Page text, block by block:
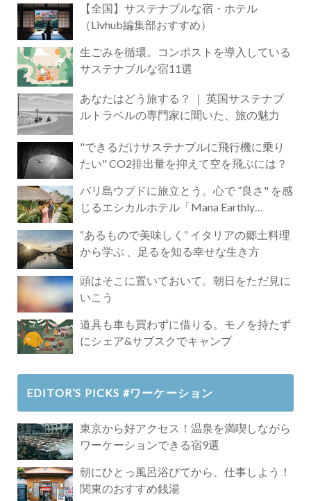
【全国】サステナブルな宿・ホテル
（Livhub編集部おすすめ）
生ごみを循環。コンポストを導入している
サステナブルな宿11選
あなたはどう旅する？ ｜ 英国サステナブ
ルトラベルの専門家に聞いた、旅の魅力
"できるだけサステナブルに飛行機に乗り
たい" CO2排出量を抑えて空を飛ぶには？
バリ島ウブドに旅立とう。心で ”良さ" を感
じるエシカルホテル「Mana Earthly
“あるもので美味しく” イタリアの郷土料理
から学ぶ 、足るを知る幸せな生き方
頭はそこに置いておいて。朝日をただ見に
いこう
道具も車も買わずに借りる。モノを持たず
にシェア&サブスクでキャンプ
EDITOR’S PICKS #ワーケーション
東京から好アクセス！温泉を満喫しながら
ワーケーションできる宿9選
朝にひとっ風呂浴びてから、仕事しよう！
関東のおすすめ銭湯